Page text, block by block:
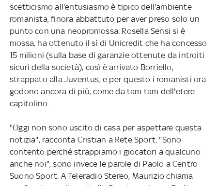
scetticismo all'entusiasmo è tipico dell'ambiente
romanista, finora abbattuto per aver preso solo un
punto con una neopromossa. Rosella Sensi si è
mossa, ha ottenuto il sì di Unicredit che ha concesso
15 milioni (sulla base di garanzie ottenute da introiti
sicuri della società), così è arrivato Borriello,
strappato alla Juventus, e per questo i romanisti ora
godono ancora di più, come da tam tam dell'etere
capitolino.
"Oggi non sono uscito di casa per aspettare questa
notizia", racconta Cristian a Rete Sport. "Sono
contento perché strappiamo i giocatori a qualcuno
anche noi", sono invece le parole di Paolo a Centro
Suono Sport. A Teleradio Stereo, Maurizio chiama